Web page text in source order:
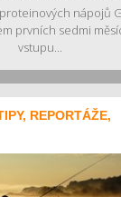
nápojů
prvních sedmi
vstupu...
REPORTÁŽE,